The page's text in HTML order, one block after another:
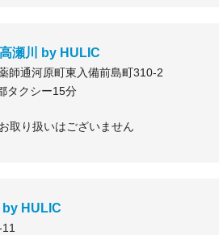
瀬川 by HULIC
師通河原町東入備前島町310-2
タクシー15分
取り扱いはございません
by HULIC